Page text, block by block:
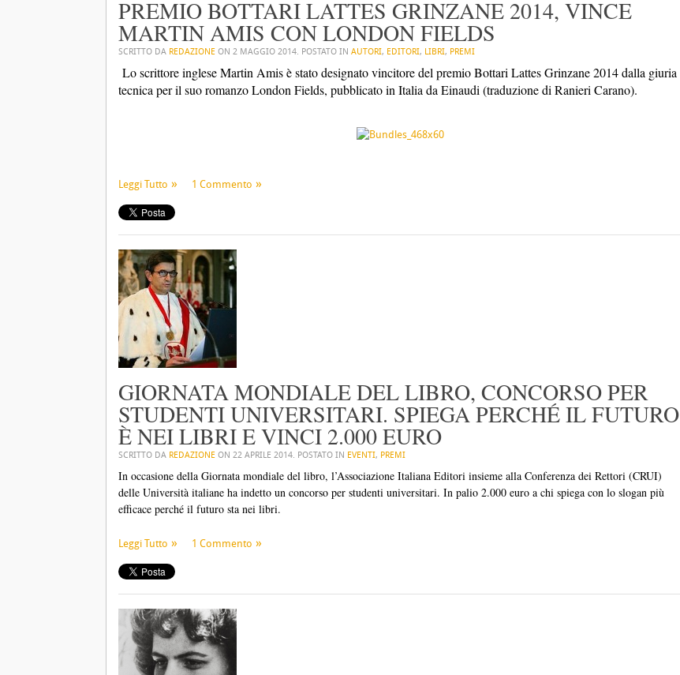
PREMIO BOTTARI LATTES GRINZANE 2014, VINCE
MARTIN AMIS CON LONDON FIELDS
SCRITTO DA REDAZIONE ON 2 MAGGIO 2014. POSTATO IN AUTORI, EDITORI, LIBRI, PREMI
Lo scrittore inglese Martin Amis è stato designato vincitore del premio Bottari Lattes Grinzane 2014 dalla giuria
tecnica per il suo romanzo London Fields, pubblicato in Italia da Einaudi (traduzione di Ranieri Carano).
Leggi Tutto 1 Commento
GIORNATA MONDIALE DEL LIBRO, CONCORSO PER
STUDENTI UNIVERSITARI. SPIEGA PERCHÉ IL FUTURO
È NEI LIBRI E VINCI 2.000 EURO
SCRITTO DA REDAZIONE ON 22 APRILE 2014. POSTATO IN EVENTI, PREMI
In occasione della Giornata mondiale del libro, l’Associazione Italiana Editori insieme alla Conferenza dei Rettori (CRUI)
delle Università italiane ha indetto un concorso per studenti universitari. In palio 2.000 euro a chi spiega con lo slogan più
efficace perché il futuro sta nei libri.
Leggi Tutto 1 Commento